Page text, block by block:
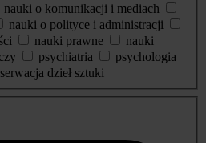
nauki o komunikacji i mediach
nauki o polityce i administracji
nauki prawne
nauki
psychiatria
psychologia
dzieł sztuki